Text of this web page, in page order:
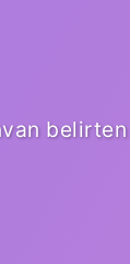
belirten